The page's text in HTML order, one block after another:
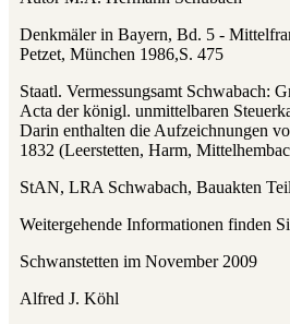
Denkmäler in Bayern, Bd. 5 -
Petzet, München 1986,S. 475
Staatl. Vermessungsamt Schwabach:
Acta der königl. unmittelbaren
Darin enthalten die Aufzeichnungen
1832 (Leerstetten, Harm,
StAN, LRA Schwabach, Bauakten
Weitergehende Informationen finden
Schwanstetten im November 2009
Alfred J. Köhl